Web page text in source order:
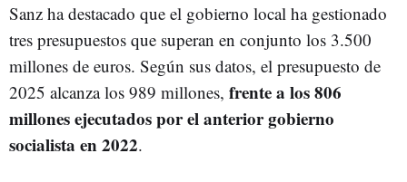
Sanz ha destacado que el gobierno local ha gestionado
tres presupuestos que superan en conjunto los 3.500
millones de euros. Según sus datos, el presupuesto de
2025 alcanza los 989 millones, frente a los 806
millones ejecutados por el anterior gobierno
socialista en 2022.